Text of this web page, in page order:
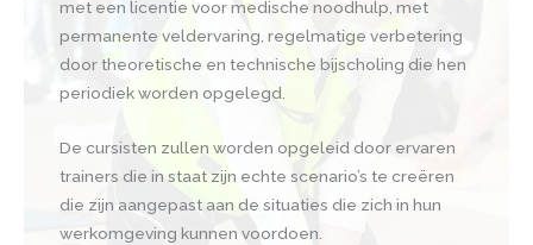
met een licentie voor medische noodhulp, met
permanente veldervaring, regelmatige verbetering
door theoretische en technische bijscholing die hen
periodiek worden opgelegd.
De cursisten zullen worden opgeleid door ervaren
trainers die in staat zijn echte scenario’s te creëren
die zijn aangepast aan de situaties die zich in hun
werkomgeving kunnen voordoen.